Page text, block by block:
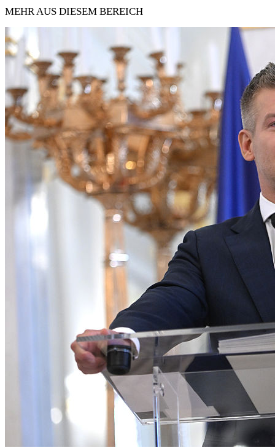
MEHR AUS DIESEM BEREICH